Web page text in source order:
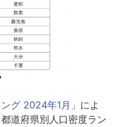
グ 2024年1月 」によ
道府県別人口密度ラン